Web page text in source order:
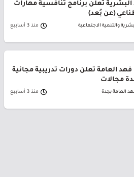
البشرية تعلن برنامج تنافسية مهارات
(عن بُعد)
والتنمية الاجتماعية منذ 3 أسابيع
العامة تعلن دورات تدريبية مجانية
مجالات
العامة بجدة منذ 3 أسابيع